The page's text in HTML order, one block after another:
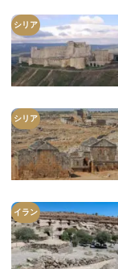
シリア
シリア
イラン